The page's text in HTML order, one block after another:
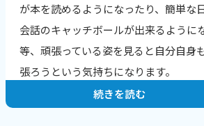
す。
ワールドトークはレッ
るので、自分の頑張り
ーションにつながってい
が本を読めるようになったり、簡単な
会話のキャッチボールが出来るように
等、頑張っている姿を見ると自分自身
張ろうという気持ちになります。
続きを読む